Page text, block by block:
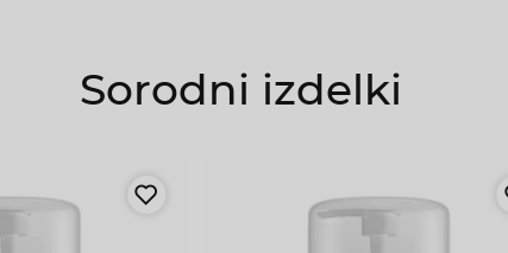
Sorodni izdelki
Strinjam se s pravilnikom zasebnosti, ki ga najdeteTukaj